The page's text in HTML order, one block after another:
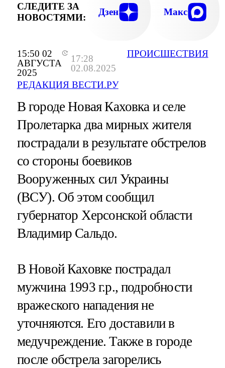
15:50 02
АВГУСТА
2025
17:28
02.08.2025
РЕДАКЦИЯ ВЕСТИ.РУ
ПРОИСШЕСТВИЯ
СЛЕДИТЕ ЗА
НОВОСТЯМИ:
Дзен Макс
В городе Новая Каховка и селе
Пролетарка два мирных жителя
пострадали в результате обстрелов
со стороны боевиков
Вооруженных сил Украины
(ВСУ). Об этом сообщил
губернатор Херсонской области
Владимир Сальдо.
В Новой Каховке пострадал
мужчина 1993 г.р., подробности
вражеского нападения не
уточняются. Его доставили в
медучреждение. Также в городе
после обстрела загорелись